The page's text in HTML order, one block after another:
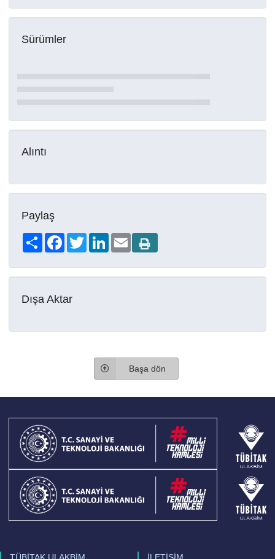
Sürümler
Alıntı
Paylaş
Share FacebookTwitterLinkedIn
Email
Dışa Aktar
Başa dön